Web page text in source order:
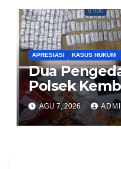
APRESIASI KASUS HUKUM
Dua
Polsek
Obat Keras,
Puluhan
Diamankan
AGU 7, 2026